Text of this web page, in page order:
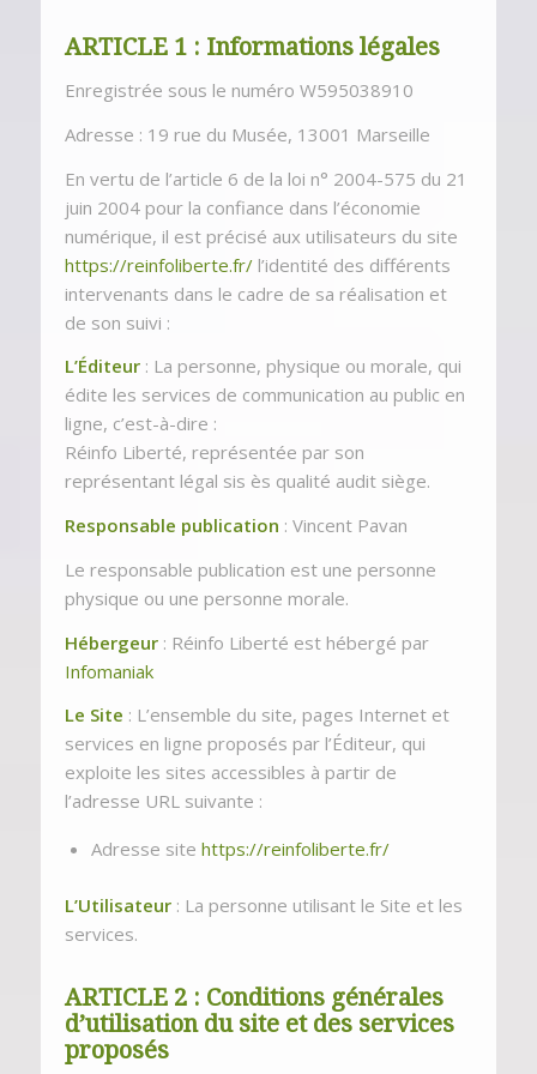
ARTICLE 1 : Informations légales
Enregistrée sous le numéro W595038910
Adresse : 19 rue du Musée, 13001 Marseille
En vertu de l’article 6 de la loi n° 2004-575 du 21
juin 2004 pour la confiance dans l’économie
numérique, il est précisé aux utilisateurs du site
https://reinfoliberte.fr/ l’identité des différents
intervenants dans le cadre de sa réalisation et
de son suivi :
L’Éditeur : La personne, physique ou morale, qui
édite les services de communication au public en
ligne, c’est-à-dire :
Réinfo Liberté, représentée par son
représentant légal sis ès qualité audit siège.
Responsable publication : Vincent Pavan
Le responsable publication est une personne
physique ou une personne morale.
Hébergeur : Réinfo Liberté est hébergé par
Infomaniak
Le Site : L’ensemble du site, pages Internet et
services en ligne proposés par l’Éditeur, qui
exploite les sites accessibles à partir de
l’adresse URL suivante :
Adresse site https://reinfoliberte.fr/
L’Utilisateur : La personne utilisant le Site et les
services.
ARTICLE 2 : Conditions générales
d’utilisation du site et des services
proposés